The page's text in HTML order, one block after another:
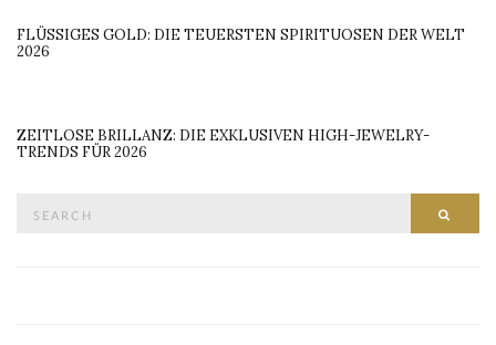
FLÜSSIGES GOLD: DIE TEUERSTEN SPIRITUOSEN DER WELT
2026
ZEITLOSE BRILLANZ: DIE EXKLUSIVEN HIGH-JEWELRY-
TRENDS FÜR 2026